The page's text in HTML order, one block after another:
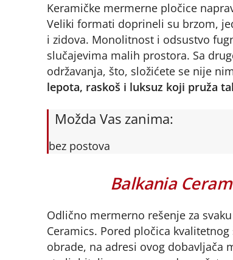
Keramičke mermerne pločice
Veliki formati doprineli su brzom,
i zidova. Monolitnost i odsustvo
slučajevima malih prostora. Sa
održavanja, što, složićete se nije
lepota, raskoš i luksuz koji pruža
Možda Vas zanima:
bez postova
Balkania
Odlično mermerno rešenje za
Ceramics. Pored pločica
obrade, na adresi ovog dobavljača